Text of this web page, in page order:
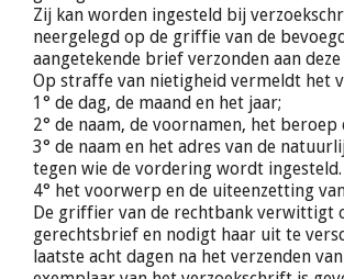
Zij kan worden ingesteld bij
neergelegd op de griffie van de
aangetekende brief verzonden aan
Op straffe van nietigheid vermeldt het
1° de dag, de maand en het jaar;
2° de naam, de voornamen, het
3° de naam en het adres van de
tegen wie de vordering wordt ingesteld.
4° het voorwerp en de uiteenzetting
De griffier van de rechtbank verwittigt
gerechtsbrief en nodigt haar uit te
laatste acht dagen na het verzenden